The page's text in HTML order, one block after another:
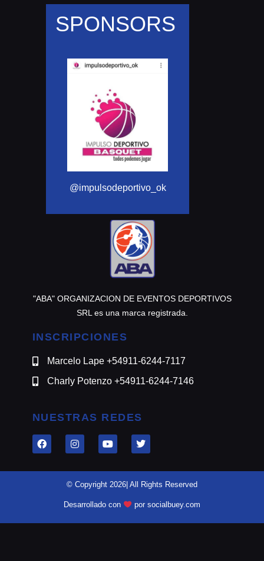
SPONSORS
@impulsodeportivo_ok
"ABA" ORGANIZACION DE EVENTOS DEPORTIVOS
SRL es una marca registrada.
INSCRIPCIONES
Marcelo Lape +54911-6244-7117
Charly Potenzo +54911-6244-7146
NUESTRAS REDES
© Copyright 2026| All Rights Reserved
Desarrollado con por socialbuey.com